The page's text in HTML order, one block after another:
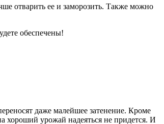
отварить ее и заморозить. Также можно
обеспечены!
даже малейшее затенение. Кроме
хороший урожай надеяться не придется. И